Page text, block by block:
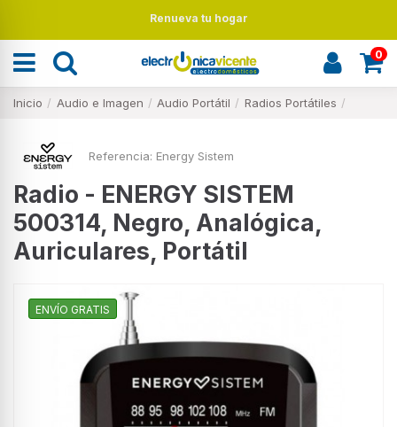
Renueva tu hogar
0
Inicio Audio e Imagen Audio Portátil Radios Portátiles
Referencia: Energy Sistem
Radio - ENERGY SISTEM
500314, Negro, Analógica,
Auriculares, Portátil
ENVÍO GRATIS